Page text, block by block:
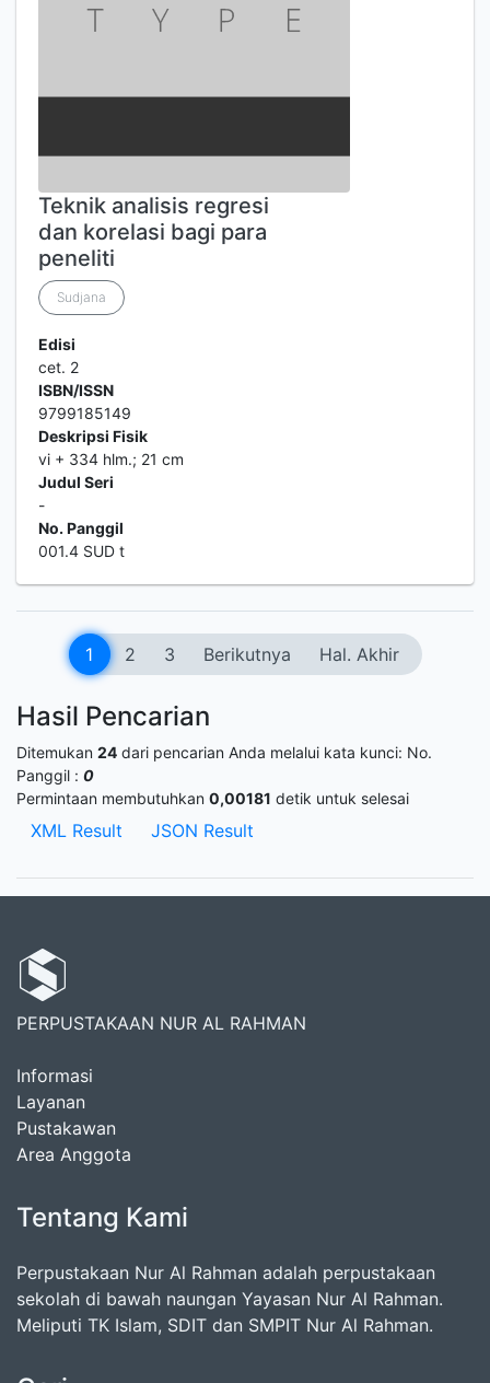
Teknik analisis regresi
dan korelasi bagi para
peneliti
Sudjana
Edisi
cet. 2
ISBN/ISSN
9799185149
Deskripsi Fisik
vi + 334 hlm.; 21 cm
Judul Seri
-
No. Panggil
001.4 SUD t
1 2 3 Berikutnya Hal. Akhir
Hasil Pencarian
Ditemukan 24 dari pencarian Anda melalui kata kunci: No.
Panggil : 0
Permintaan membutuhkan 0,00181 detik untuk selesai
XML Result JSON Result
PERPUSTAKAAN NUR AL RAHMAN
Informasi
Layanan
Pustakawan
Area Anggota
Tentang Kami
Perpustakaan Nur Al Rahman adalah perpustakaan
sekolah di bawah naungan Yayasan Nur Al Rahman.
Meliputi TK Islam, SDIT dan SMPIT Nur Al Rahman.